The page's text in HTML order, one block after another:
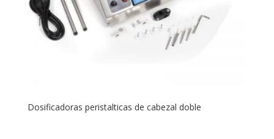
Dosificadoras peristalticas de cabezal doble